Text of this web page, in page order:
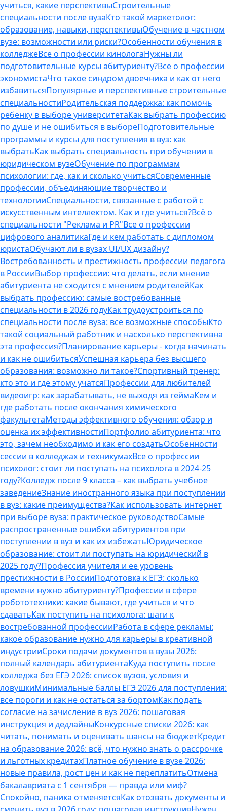
учиться, какие перспективыСтроительные
специальности после вузаКто такой маркетолог:
образование, навыки, перспективыОбучение в частном
вузе: возможности или риски?Особенности обучения в
колледжеВсе о профессии кинологаНужны ли
подготовительные курсы абитуриенту?Все о профессии
экономистаЧто такое синдром двоечника и как от него
избавитьсяПопулярные и перспективные строительные
специальностиРодительская поддержка: как помочь
ребенку в выборе университетаКак выбрать профессию
по душе и не ошибиться в выбореПодготовительные
программы и курсы для поступления в вуз: как
выбратьКак выбрать специальность при обучении в
юридическом вузеОбучение по программам
психологии: где, как и сколько учитьсяСовременные
профессии, объединяющие творчество и
технологииСпециальности, связанные с работой с
искусственным интеллектом. Как и где учиться?Всё о
специальности "Реклама и PR"Все о профессии
цифрового аналитикаГде и кем работать с дипломом
юристаОбучают ли в вузах UI/UX дизайну?
Востребованность и престижность профессии педагога
в РоссииВыбор профессии: что делать, если мнение
абитуриента не сходится с мнением родителейКак
выбрать профессию: самые востребованные
специальности в 2026 годуКак трудоустроиться по
специальности после вуза: все возможные способыКто
такой социальный работник и насколько перспективна
эта профессия?Планирование карьеры - когда начинать
и как не ошибитьсяУспешная карьера без высшего
образования: возможно ли такое?Спортивный тренер:
кто это и где этому учатсяПрофессии для любителей
видеоигр: как зарабатывать, не выходя из геймаКем и
где работать после окончания химического
факультетаМетоды эффективного обучения: обзор и
оценка их эффективностиПортфолио абитуриента: что
это, зачем необходимо и как его создатьОсобенности
сессии в колледжах и техникумахВсе о профессии
психолог: стоит ли поступать на психолога в 2024-25
году?Колледж после 9 класса – как выбрать учебное
заведениеЗнание иностранного языка при поступлении
в вуз: какие преимущества?Как использовать интернет
при выборе вуза: практическое руководствоСамые
распространенные ошибки абитуриентов при
поступлении в вуз и как их избежатьЮридическое
образование: стоит ли поступать на юридический в
2025 году?Профессия учителя и ее уровень
престижности в РоссииПодготовка к ЕГЭ: сколько
времени нужно абитуриенту?Профессии в сфере
робототехники: какие бывают, где учиться и что
сдаватьКак поступить на психолога: шаги к
востребованной профессииРабота в сфере рекламы:
какое образование нужно для карьеры в креативной
индустрииСроки подачи документов в вузы 2026:
полный календарь абитуриентаКуда поступить после
колледжа без ЕГЭ 2026: список вузов, условия и
ловушкиМинимальные баллы ЕГЭ 2026 для поступления:
все пороги и как не остаться за бортомКак подать
согласие на зачисление в вуз 2026: пошаговая
инструкция и дедлайныКонкурсные списки 2026: как
читать, понимать и оценивать шансы на бюджетКредит
на образование 2026: всё, что нужно знать о рассрочке
и льготных кредитахПлатное обучение в вузе 2026:
новые правила, рост цен и как не переплатитьОтмена
бакалавриата с 1 сентября — правда или миф?
Спокойно, паника отменяетсяКак отозвать документы и